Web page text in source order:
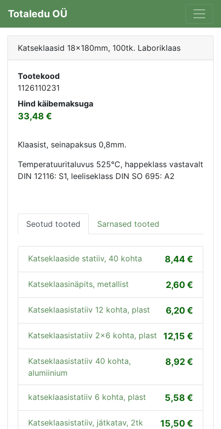
Totaledu OÜ
Katseklaasid 18x180mm, 100tk. Laboriklaas
Tootekood
1126110231
Hind käibemaksuga
33,48
Klaasist, seinapaksus 0,8mm.
Temperatuuritaluvus 525°C, happeklass vastavalt
DIN 12116: S1, leeliseklass DIN SO 695: A2
Seotud tooted Sarnased tooted
8,44
Katseklaaside statiiv, 40 kohta
2,60
Katseklaasinäpits, metallist
6,20
Katseklaasistatiiv 12 kohta, plast
12,15
Katseklaasistatiiv 2x6 kohta, plast
8,92
Katseklaasistatiiv 40 kohta,
alumiinium
5,58
katseklaasistatiiv 6 kohta, plast
15,50
Katseklaasistatiiv, jätkatav, 2tk